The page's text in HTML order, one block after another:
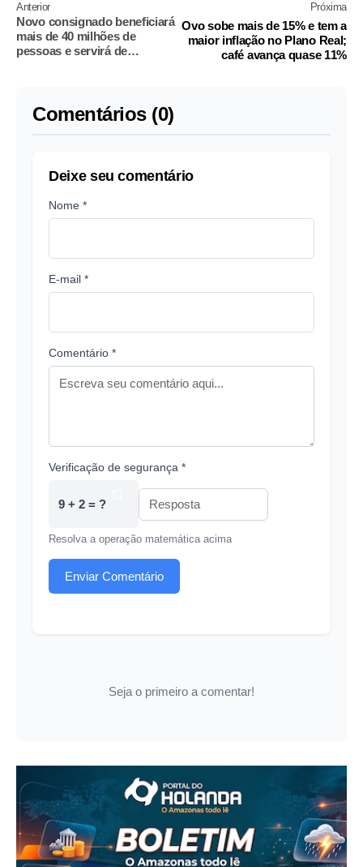
Anterior
Novo consignado beneficiará
mais de 40 milhões de
pessoas e servirá de
Próxima
Ovo sobe mais de 15% e tem a
maior inflação no Plano Real;
café avança quase 11%
Comentários (0)
Deixe seu comentário
Nome *
E-mail *
Comentário *
Verificação de segurança *
9 + 2 = ?
Resolva a operação matemática acima
Enviar Comentário
Seja o primeiro a comentar!